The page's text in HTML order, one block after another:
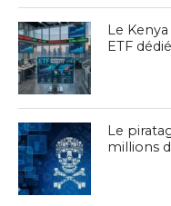
Le
ETF
Le
millions